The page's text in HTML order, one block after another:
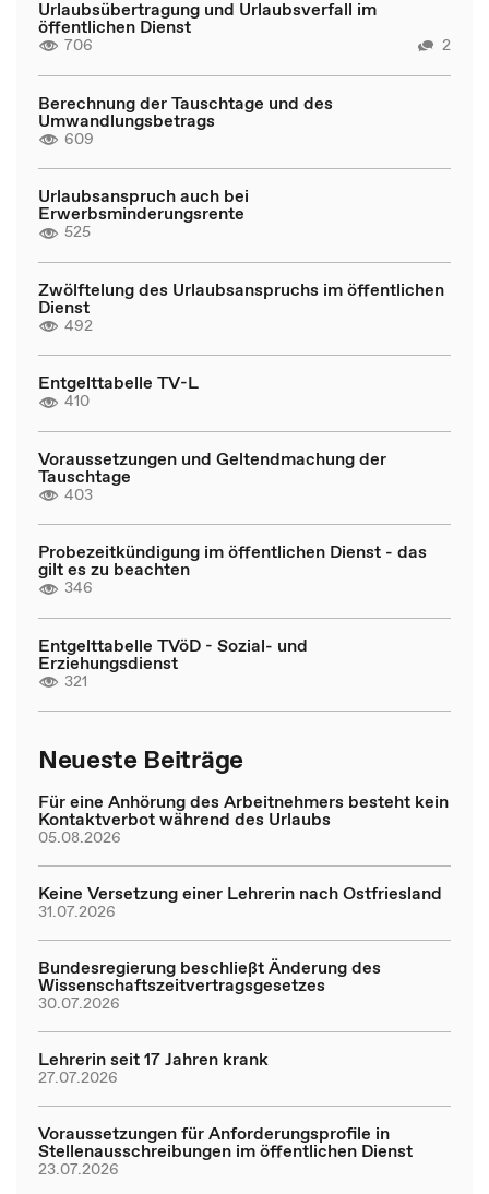
Urlaubsübertragung und Urlaubsverfall im
öffentlichen Dienst
706 2
Berechnung der Tauschtage und des
Umwandlungsbetrags
609
Urlaubsanspruch auch bei
Erwerbsminderungsrente
525
Zwölftelung des Urlaubsanspruchs im öffentlichen
Dienst
492
Entgelttabelle TV-L
410
Voraussetzungen und Geltendmachung der
Tauschtage
403
Probezeitkündigung im öffentlichen Dienst - das
gilt es zu beachten
346
Entgelttabelle TVöD - Sozial- und
Erziehungsdienst
321
Neueste Beiträge
Für eine Anhörung des Arbeitnehmers besteht kein
Kontaktverbot während des Urlaubs
05.08.2026
Keine Versetzung einer Lehrerin nach Ostfriesland
31.07.2026
Bundesregierung beschließt Änderung des
Wissenschaftszeitvertragsgesetzes
30.07.2026
Lehrerin seit 17 Jahren krank
27.07.2026
Voraussetzungen für Anforderungsprofile in
Stellenausschreibungen im öffentlichen Dienst
23.07.2026